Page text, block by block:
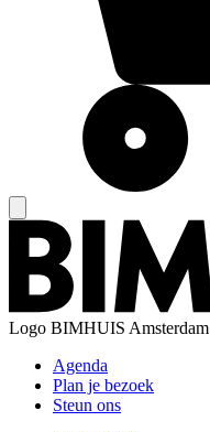
Logo BIMHUIS Amsterdam
Agenda
Plan je bezoek
Steun ons